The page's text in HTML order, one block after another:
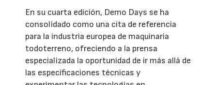
En su cuarta edición, Demo Days se ha
consolidado como una cita de referencia
para la industria europea de maquinaria
todoterreno, ofreciendo a la prensa
especializada la oportunidad de ir más allá de
las especificaciones técnicas y